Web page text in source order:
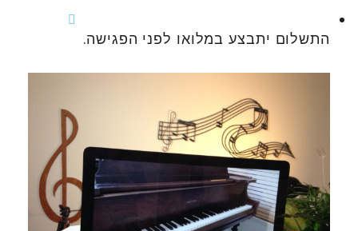
התשלום יתבצע במלואו לפני הפגישה.